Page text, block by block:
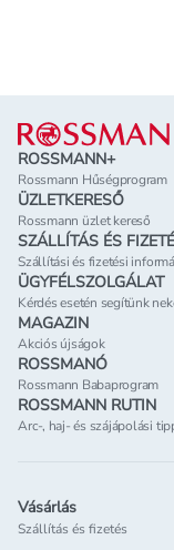
Lábléc
ROSSMANN+
Rossmann Hűségprogram
ÜZLETKERESŐ
Rossmann üzlet kereső
SZÁLLÍTÁS ÉS
Szállítási és fizetési
ÜGYFÉLSZOLGÁLAT
Kérdés esetén segítünk
MAGAZIN
Akciós újságok
ROSSMANÓ
Rossmann Babaprogram
ROSSMANN RUTIN
Arc-, haj- és szájápolási
Vásárlás
Szállítás és fizetés